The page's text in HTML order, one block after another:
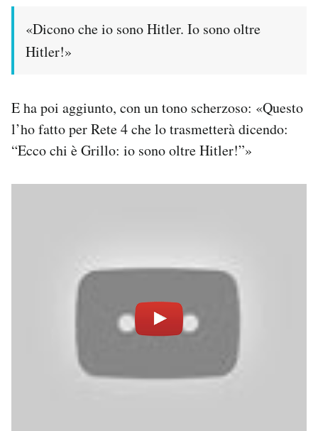
Area Personale
Regala il Post
Hai bisogno di aiuto?
«Dicono che io sono Hitler. Io sono oltre
Hitler!»
E ha poi aggiunto, con un tono scherzoso: «Questo
l’ho fatto per Rete 4 che lo trasmetterà dicendo:
“Ecco chi è Grillo: io sono oltre Hitler!”»